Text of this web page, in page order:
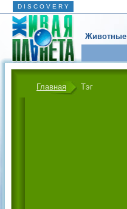
D I S C O V E R Y
Животные
Главная Тэг